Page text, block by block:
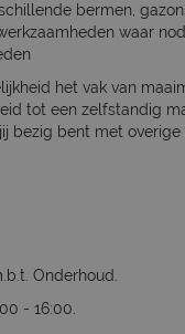
bermen,
waar
het vak van
tot een zelfstandig
bezig bent met
Onderhoud.
- 16:00.